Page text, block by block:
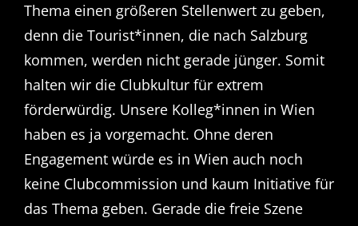
Thema einen größeren Stellenwert zu geben,
denn die Tourist*innen, die nach Salzburg
kommen, werden nicht gerade jünger. Somit
halten wir die Clubkultur für extrem
förderwürdig. Unsere Kolleg*innen in Wien
haben es ja vorgemacht. Ohne deren
Engagement würde es in Wien auch noch
keine Clubcommission und kaum Initiative für
das Thema geben. Gerade die freie Szene